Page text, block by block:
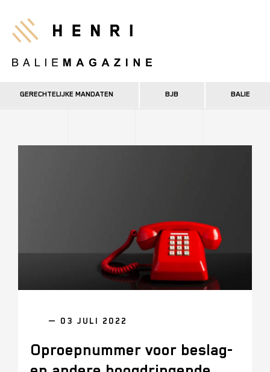
naar
inhoud
Henri
GERECHTELIJKE MANDATEN BJB BALIE
— 03 JULI 2022
Oproepnummer voor beslag-